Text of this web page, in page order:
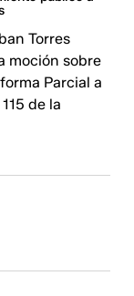
Torres
moción sobre
Parcial a
de la